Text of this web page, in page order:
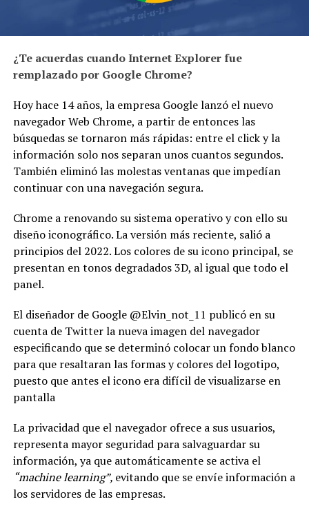
¿Te acuerdas cuando Internet Explorer fue
remplazado por Google Chrome?
Hoy hace 14 años, la empresa Google lanzó el nuevo
navegador Web Chrome, a partir de entonces las
búsquedas se tornaron más rápidas: entre el click y la
información solo nos separan unos cuantos segundos.
También eliminó las molestas ventanas que impedían
continuar con una navegación segura.
Chrome a renovando su sistema operativo y con ello su
diseño iconográfico. La versión más reciente, salió a
principios del 2022. Los colores de su icono principal, se
presentan en tonos degradados 3D, al igual que todo el
panel.
El diseñador de Google @Elvin_not_11 publicó en su
cuenta de Twitter la nueva imagen del navegador
especificando que se determinó colocar un fondo blanco
para que resaltaran las formas y colores del logotipo,
puesto que antes el icono era difícil de visualizarse en
pantalla
La privacidad que el navegador ofrece a sus usuarios,
representa mayor seguridad para salvaguardar su
información, ya que automáticamente se activa el
“machine learning”, evitando que se envíe información a
los servidores de las empresas.